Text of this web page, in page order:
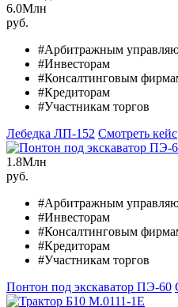
6.0Млн
руб.
#Арбитражным
#Инвесторам
#Консалтинговым
#Кредиторам
#Участникам торгов
Лебедка ЛП-152 Смотреть кейс
1.8Млн
руб.
#Арбитражным
#Инвесторам
#Консалтинговым
#Кредиторам
#Участникам торгов
Понтон под экскаватор ПЭ-60